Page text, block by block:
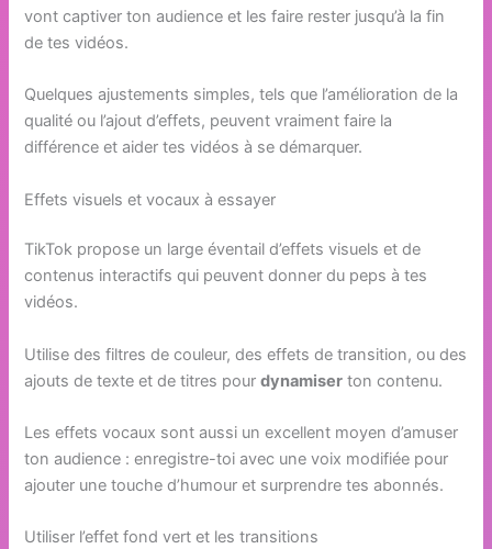
vont captiver ton audience et les faire rester jusqu’à la fin
de tes vidéos.
Quelques ajustements simples, tels que l’amélioration de la
qualité ou l’ajout d’effets, peuvent vraiment faire la
différence et aider tes vidéos à se démarquer.
Effets visuels et vocaux à essayer
TikTok propose un large éventail d’effets visuels et de
contenus interactifs qui peuvent donner du peps à tes
vidéos.
Utilise des filtres de couleur, des effets de transition, ou des
ajouts de texte et de titres pourdynamiser ton contenu.
Les effets vocaux sont aussi un excellent moyen d’amuser
ton audience : enregistre-toi avec une voix modifiée pour
ajouter une touche d’humour et surprendre tes abonnés.
Utiliser l’effet fond vert et les transitions